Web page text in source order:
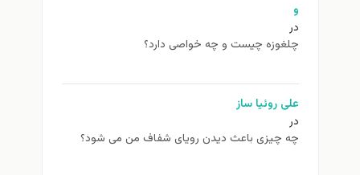
و
در
چلغوزه چیست و چه خواصی دارد؟
علی روئیا ساز
در
چه چیزی باعث دیدن رویای شفاف من می شود؟